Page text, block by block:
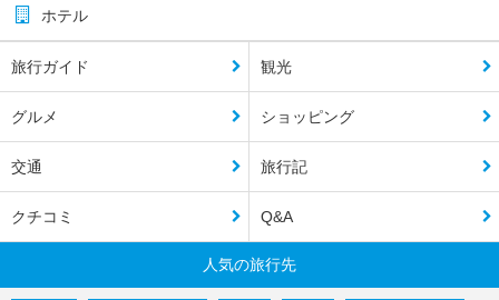
ホテル
旅行ガイド 観光
グルメ ショッピング
交通 旅行記
クチコミ Q&A
人気の旅行先